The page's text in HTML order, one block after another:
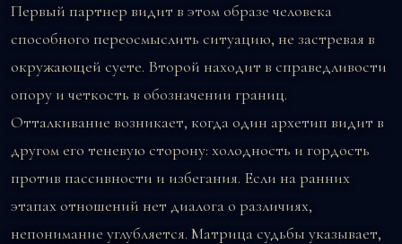
Первый партнер видит в этом образе человека
способного переосмыслить ситуацию, не застревая в
окружающей суете. Второй находит в справедливости
опору и четкость в обозначении границ.
Отталкивание возникает, когда один архетип видит в
другом его теневую сторону: холодность и гордость
против пассивности и избегания. Если на ранних
этапах отношений нет диалога о различиях,
непонимание углубляется. Матрица судьбы указывает,